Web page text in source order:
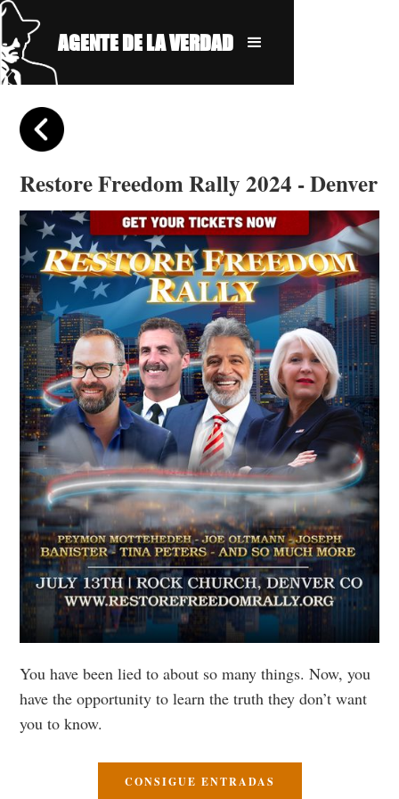
AGENTE DE LA VERDAD
Restore Freedom Rally 2024 - Denver
You have been lied to about so many things. Now, you
have the opportunity to learn the truth they don’t want
you to know.
CONSIGUE ENTRADAS